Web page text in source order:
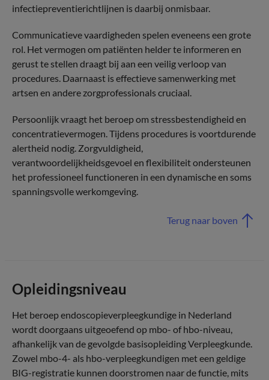
infectiepreventierichtlijnen is daarbij onmisbaar.
Communicatieve vaardigheden spelen eveneens een grote
rol. Het vermogen om patiënten helder te informeren en
gerust te stellen draagt bij aan een veilig verloop van
procedures. Daarnaast is effectieve samenwerking met
artsen en andere zorgprofessionals cruciaal.
Persoonlijk vraagt het beroep om stressbestendigheid en
concentratievermogen. Tijdens procedures is voortdurende
alertheid nodig. Zorgvuldigheid,
verantwoordelijkheidsgevoel en flexibiliteit ondersteunen
het professioneel functioneren in een dynamische en soms
spanningsvolle werkomgeving.
Terug naar boven
Opleidingsniveau
Het beroep endoscopieverpleegkundige in Nederland
wordt doorgaans uitgeoefend op mbo- of hbo-niveau,
afhankelijk van de gevolgde basisopleiding Verpleegkunde.
Zowel mbo-4- als hbo-verpleegkundigen met een geldige
BIG-registratie kunnen doorstromen naar de functie, mits